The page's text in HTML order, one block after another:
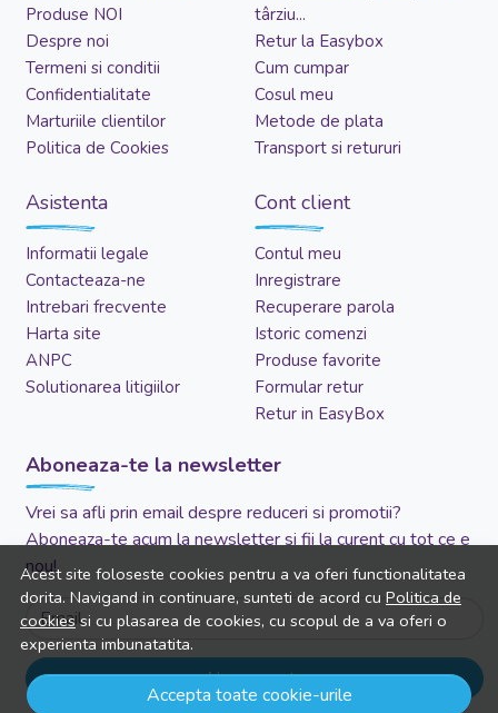
Acest site foloseste cookies pentru a va oferi functionalitatea
dorita. Navigand in continuare, sunteti de acord cu Politica de
cookiessi cu plasarea de cookies, cu scopul de a va oferi o
experienta imbunatatita.
Accepta toate cookie-urile
Produse NOI
Despre noi
Termeni si conditii
Confidentialitate
Marturiile clientilor
Politica de Cookies
târziu...
Retur la Easybox
Cum cumpar
Cosul meu
Metode de plata
Transport si retururi
Asistenta
Informatii legale
Contacteaza-ne
Intrebari frecvente
Harta site
ANPC
Solutionarea litigiilor
Cont client
Contul meu
Inregistrare
Recuperare parola
Istoric comenzi
Produse favorite
Formular retur
Retur in EasyBox
Aboneaza-te la newsletter
Vrei sa afli prin email despre reduceri si promotii?
Aboneaza-te acum la newsletter si fii la curent cu tot ce e
nou!
Email
Aboneaza-te